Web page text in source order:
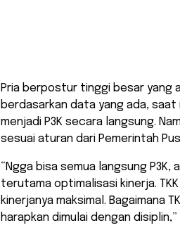
Pria berpostur tinggi besar yang
berdasarkan data yang ada, saat
menjadi P3K secara langsung.
sesuai aturan dari Pemerintah
“Ngga bisa semua langsung
terutama optimalisasi kinerja.
kinerjanya maksimal. Bagaimana
harapkan dimulai dengan